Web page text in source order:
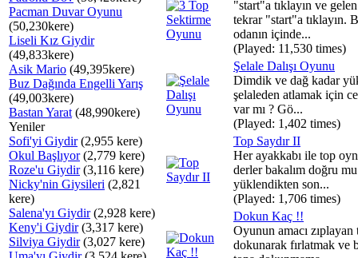
Pacman Duvar Oyunu
(50,230kere)
Liseli Kız Giydir
(49,833kere)
Asik Mario (49,395kere)
Buz Dağında Engelli Yarış
(49,003kere)
Bastan Yarat (48,990kere)
Yeniler
Sofi'yi Giydir(2,955 kere)
Okul Başlıyor(2,779 kere)
Roze'u Giydir(3,116 kere)
Nicky'nin Giysileri (2,821
kere)
Salena'yı Giydir(2,928 kere)
Keny'i Giydir(3,317 kere)
Silviya Giydir(3,027 kere)
"start"a tıklayın ve
tekrar "start"a tıklayın.
odanın içinde...
(Played: 11,530 times)
Şelale Dalışı Oyunu
Dimdik ve dağ kadar
şelaleden atlamak için
var mı ? Gö...
(Played: 1,402 times)
Top Saydır II
Her ayakkabı ile top
derler bakalım doğru
yüklendikten son...
(Played: 1,706 times)
Dokun Kaç !!
Oyunun amacı zıplayan
dokunarak fırlatmak ve